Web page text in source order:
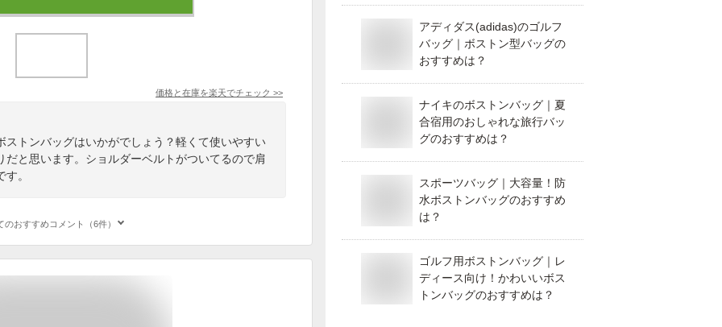
価格と在庫を楽天でチェック >>
ストンバッグはいかがでしょう？軽くて使いやすい
だと思います。ショルダーベルトがついてるので肩
。
のおすすめコメント（6件）
アディダス(adidas)のゴルフ
バッグ｜ボストン型バッグの
おすすめは？
ナイキのボストンバッグ｜夏
合宿用のおしゃれな旅行バッ
グのおすすめは？
スポーツバッグ｜大容量！防
水ボストンバッグのおすすめ
は？
ゴルフ用ボストンバッグ｜レ
ディース向け！かわいいボス
トンバッグのおすすめは？